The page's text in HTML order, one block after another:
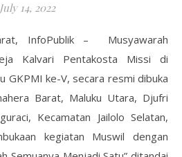
July 14, 2022
InfoPublik – Musyawarah
Kalvari Pentakosta Missi di
GKPMI ke-V, secara resmi dibuka
Barat, Maluku Utara, Djufri
Kecamatan Jailolo Selatan,
kegiatan Muswil dengan